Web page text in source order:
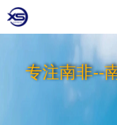
专注南非--